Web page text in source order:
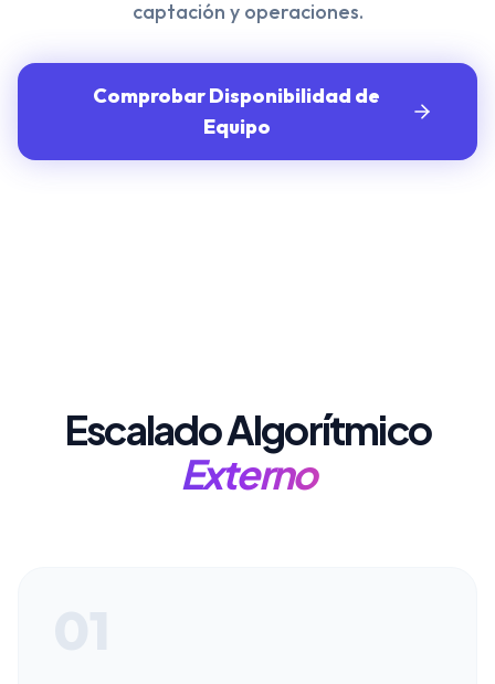
captación y operaciones.
Comprobar Disponibilidad de
Equipo
Escalado Algorítmico
Externo